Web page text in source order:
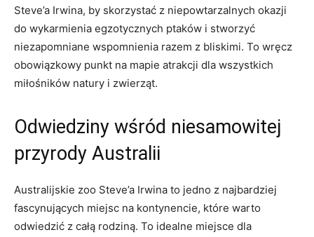
Steve’a Irwina, by skorzystać z niepowtarzalnych okazji
do wykarmienia egzotycznych ptaków i stworzyć
niezapomniane wspomnienia razem z bliskimi. To wręcz
obowiązkowy punkt‌ na mapie atrakcji dla wszystkich
miłośników⁢ natury i ‌zwierząt.
Odwiedziny wśród niesamowitej
przyrody Australii
Australijskie zoo Steve’a Irwina to⁤ jedno z najbardziej
fascynujących miejsc na⁣ kontynencie, które warto
odwiedzić z całą​ rodziną. To idealne miejsce dla ​